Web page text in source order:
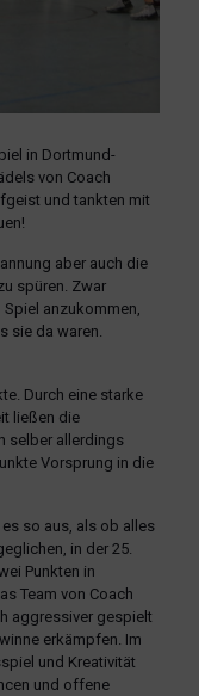
in Dortmund-
von Coach
und tankten mit
aber auch die
spüren. Zwar
anzukommen,
sie da waren.
Durch eine starke
ließen die
selber allerdings
Vorsprung in die
so aus, als ob alles
in der 25.
Punkten in
Team von Coach
aggressiver gespielt
erkämpfen. Im
und Kreativität
und offene